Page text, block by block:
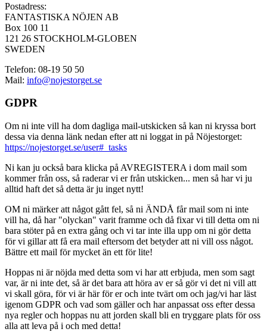
Postadress:
FANTASTISKA NÖJEN AB
Box 100 11
121 26 STOCKHOLM-GLOBEN
SWEDEN
Telefon: 08-19 50 50
Mail: info@nojestorget.se
GDPR
Om ni inte vill ha dom dagliga mail-utskicken så kan ni kryssa bort
dessa via denna länk nedan efter att ni loggat in på Nöjestorget:
https://nojestorget.se/user#_tasks
Ni kan ju också bara klicka på AVREGISTERA i dom mail som
kommer från oss, så raderar vi er från utskicken... men så har vi ju
alltid haft det så detta är ju inget nytt!
OM ni märker att något gått fel, så ni ÄNDÅ får mail som ni inte
vill ha, då har "olyckan" varit framme och då fixar vi till detta om ni
bara stöter på en extra gång och vi tar inte illa upp om ni gör detta
för vi gillar att få era mail eftersom det betyder att ni vill oss något.
Bättre ett mail för mycket än ett för lite!
Hoppas ni är nöjda med detta som vi har att erbjuda, men som sagt
var, är ni inte det, så är det bara att höra av er så gör vi det ni vill att
vi skall göra, för vi är här för er och inte tvärt om och jag/vi har läst
igenom GDPR och vad som gäller och har anpassat oss efter dessa
nya regler och hoppas nu att jorden skall bli en tryggare plats för oss
alla att leva på i och med detta!